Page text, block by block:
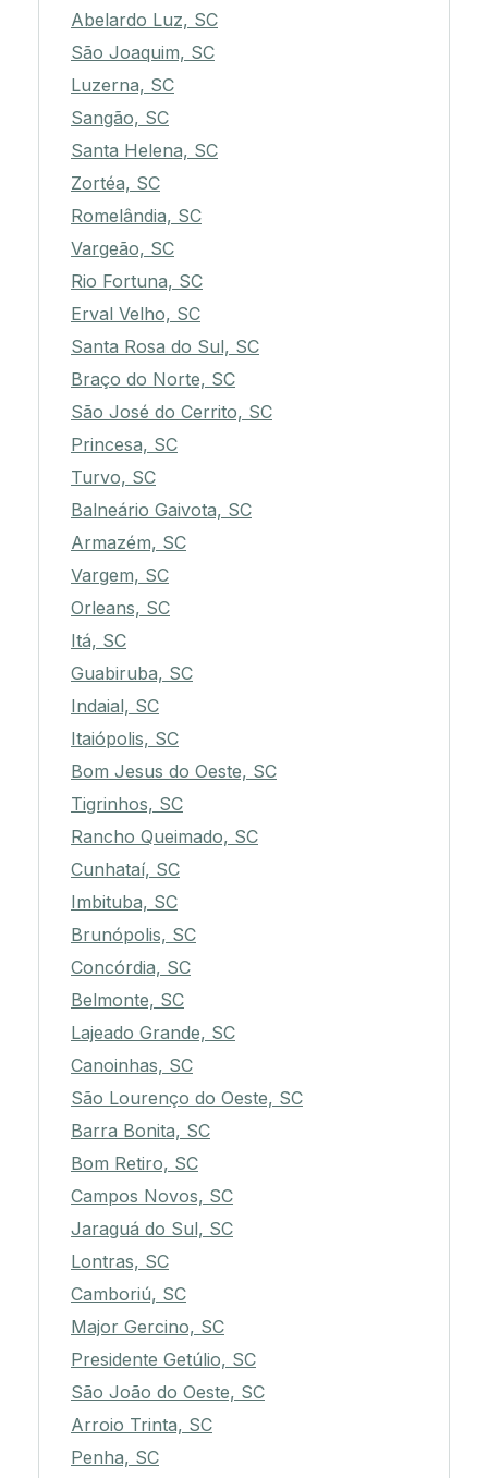
Abelardo Luz, SC
São Joaquim, SC
Luzerna, SC
Sangão, SC
Santa Helena, SC
Zortéa, SC
Romelândia, SC
Vargeão, SC
Rio Fortuna, SC
Erval Velho, SC
Santa Rosa do Sul, SC
Braço do Norte, SC
São José do Cerrito, SC
Princesa, SC
Turvo, SC
Balneário Gaivota, SC
Armazém, SC
Vargem, SC
Orleans, SC
Itá, SC
Guabiruba, SC
Indaial, SC
Itaiópolis, SC
Bom Jesus do Oeste, SC
Tigrinhos, SC
Rancho Queimado, SC
Cunhataí, SC
Imbituba, SC
Brunópolis, SC
Concórdia, SC
Belmonte, SC
Lajeado Grande, SC
Canoinhas, SC
São Lourenço do Oeste, SC
Barra Bonita, SC
Bom Retiro, SC
Campos Novos, SC
Jaraguá do Sul, SC
Lontras, SC
Camboriú, SC
Major Gercino, SC
Presidente Getúlio, SC
São João do Oeste, SC
Arroio Trinta, SC
Penha, SC